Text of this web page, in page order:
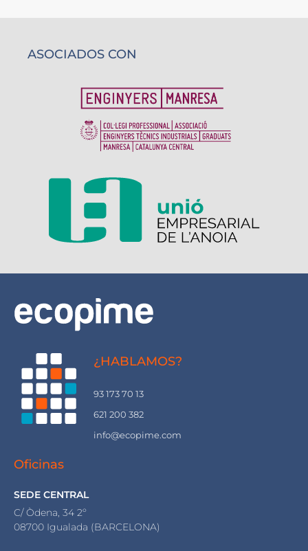
ASOCIADOS CON
¿HABLAMOS?
93 173 70 13
621 200 382
info@ecopime.com
Oficinas
SEDE CENTRAL
C/ Òdena, 34 2º
08700 Igualada (BARCELONA)